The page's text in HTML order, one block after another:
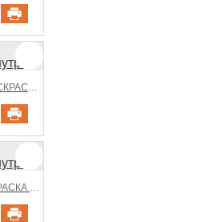
ВЕЛИКОЛЕПНАЯ РАСКРАСКА ДОМ ВНУТРИ
ЗАМАНЧИВАЯ РАСКРАСКА ДОМ ВНУТРИ